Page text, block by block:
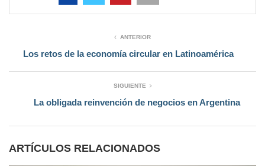
ANTERIOR
Los retos de la economía circular en Latinoamérica
SIGUIENTE
La obligada reinvención de negocios en Argentina
ARTÍCULOS RELACIONADOS